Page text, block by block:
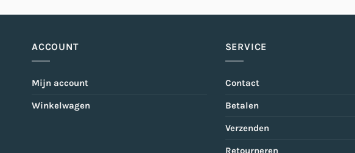
ACCOUNT
Mijn account
Winkelwagen
SERVICE
Contact
Betalen
Verzenden